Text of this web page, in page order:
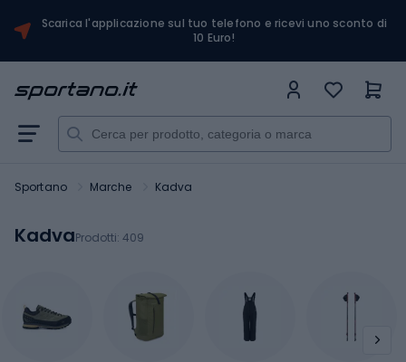
Scarica l'applicazione sul tuo telefono e ricevi uno sconto di
10 Euro!
Sportano Marche Kadva
KadvaProdotti: 409